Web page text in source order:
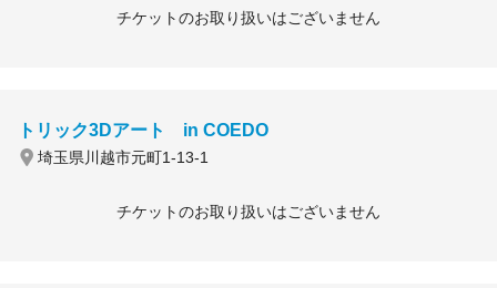
チケットのお取り扱いはございません
トリック3Dアート in COEDO
埼玉県川越市元町1-13-1
チケットのお取り扱いはございません